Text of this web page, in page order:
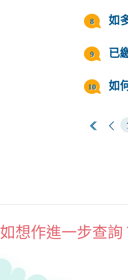
如
已
如
第一頁
上
如想作進一步查詢